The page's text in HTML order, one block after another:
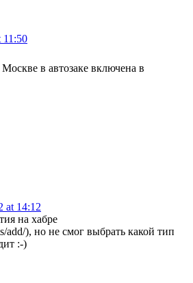
11:50
в автозаке включена в
at 14:12
на хабре
add/), но не смог выбрать какой тип
:-)